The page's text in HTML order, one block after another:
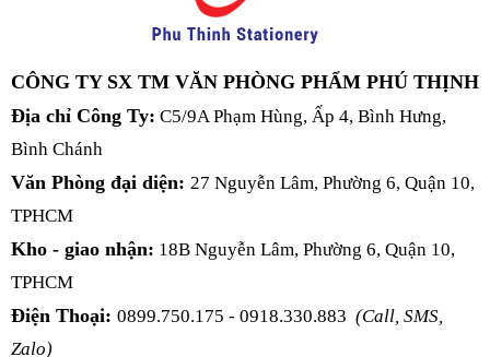
CÔNG TY SX TM VĂN PHÒNG PHẨM PHÚ THỊNH
Địa chỉ Công Ty: C5/9A Phạm Hùng, Ấp 4, Bình Hưng,
Bình Chánh
Văn Phòng đại diện: 27 Nguyễn Lâm, Phường 6, Quận 10,
TPHCM
Kho - giao nhận: 18B Nguyễn Lâm, Phường 6, Quận 10,
TPHCM
Điện Thoại: 0899.750.175 - 0918.330.883 (Call, SMS,
Zalo)